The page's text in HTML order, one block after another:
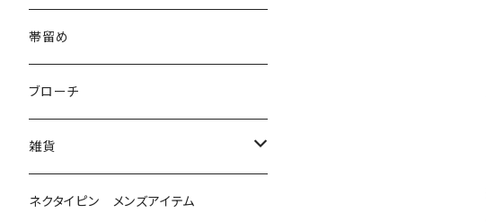
花（直径2.5cm）
花
星
帯留め
ブローチ
雑貨
眼鏡ストラップ
ネクタイピン メンズアイテム